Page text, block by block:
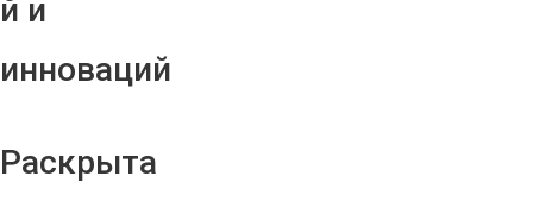
й и
инноваций
Раскрыта